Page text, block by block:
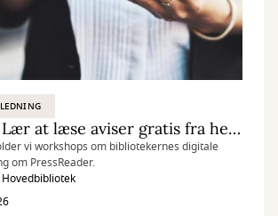
Workshop: Lær at læse aviser gratis fra hele verden med PressReader
vi workshops om bibliotekernes digitale
om PressReader.